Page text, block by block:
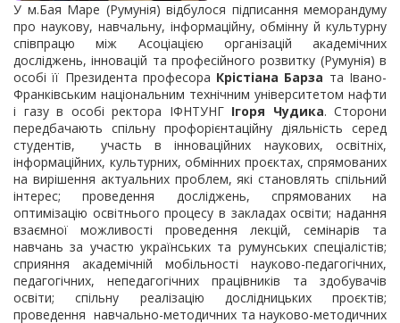
У м.Бая Маре (Румунія) відбулося підписання меморандуму
про наукову, навчальну, інформаційну, обмінну й культурну
співпрацю між Асоціацією організацій академічних
досліджень, інновацій та професійного розвитку (Румунія) в
особі її Президента професора Крістіана Барза та Івано-
Франківським національним технічним університетом нафти
і газу в особі ректора ІФНТУНГ Ігоря Чудика. Сторони
передбачають спільну профорієнтаційну діяльність серед
студентів, участь в інноваційних наукових, освітніх,
інформаційних, культурних, обмінних проєктах, спрямованих
на вирішення актуальних проблем, які становлять спільний
інтерес; проведення досліджень, спрямованих на
оптимізацію освітнього процесу в закладах освіти; надання
взаємної можливості проведення лекцій, семінарів та
навчань за участю українських та румунських спеціалістів;
сприяння академічній мобільності науково-педагогічних,
педагогічних, непедагогічних працівників та здобувачів
освіти; спільну реалізацію дослідницьких проєктів;
проведення навчально-методичних та науково-методичних